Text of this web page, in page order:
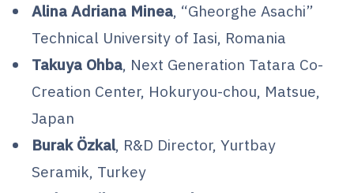
Alina Adriana Minea, “Gheorghe Asachi”
Technical University of Iasi, Romania
Takuya Ohba, Next Generation Tatara Co-
Creation Center, Hokuryou-chou, Matsue,
Japan
Burak Özkal, R&D Director, Yurtbay
Seramik, Turkey